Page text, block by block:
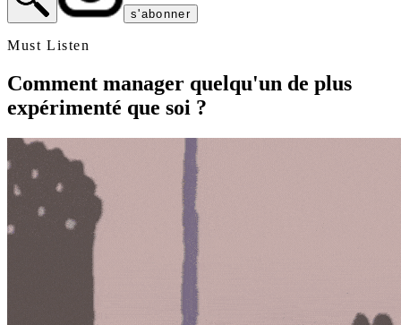
s'abonner
Must Listen
Comment manager quelqu'un de plus
expérimenté que soi ?